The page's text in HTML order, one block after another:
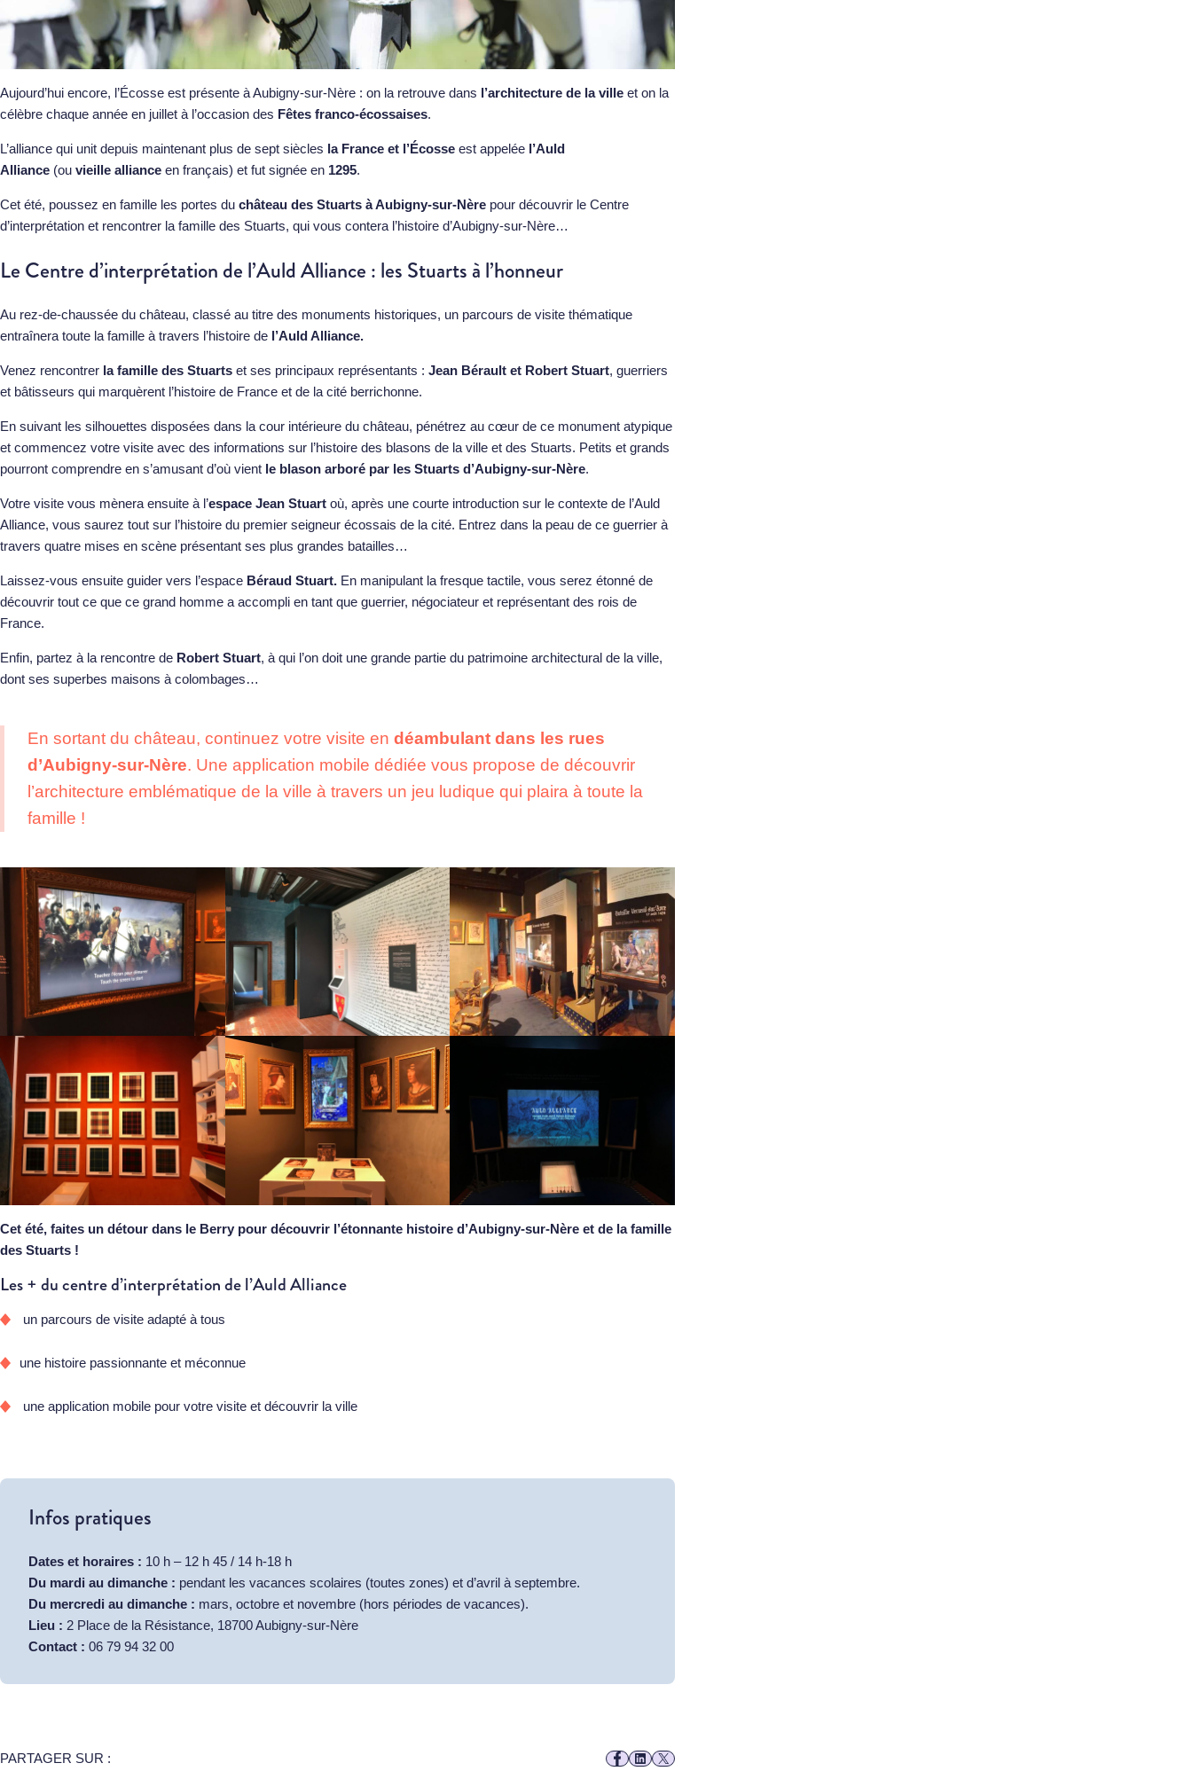
Aujourd’hui encore, l’Écosse est présente à Aubigny-sur-Nère : on la retrouve dans l’architecture de la ville et on la
célèbre chaque année en juillet à l’occasion des Fêtes franco-écossaises.
L’alliance qui unit depuis maintenant plus de sept siècles la France et l’Écosse est appelée l’Auld
Alliance (ou vieille alliance en français) et fut signée en 1295.
Cet été, poussez en famille les portes du château des Stuarts à Aubigny-sur-Nère pour découvrir le Centre
d’interprétation et rencontrer la famille des Stuarts, qui vous contera l’histoire d’Aubigny-sur-Nère…
Le Centre d’interprétation de l’Auld Alliance : les Stuarts à l’honneur
Au rez-de-chaussée du château, classé au titre des monuments historiques, un parcours de visite thématique
entraînera toute la famille à travers l’histoire de l’Auld Alliance.
Venez rencontrer la famille des Stuarts et ses principaux représentants : Jean Bérault et Robert Stuart, guerriers
et bâtisseurs qui marquèrent l’histoire de France et de la cité berrichonne.
En suivant les silhouettes disposées dans la cour intérieure du château, pénétrez au cœur de ce monument atypique
et commencez votre visite avec des informations sur l’histoire des blasons de la ville et des Stuarts. Petits et grands
pourront comprendre en s’amusant d’où vient le blason arboré par les Stuarts d’Aubigny-sur-Nère.
Votre visite vous mènera ensuite à l’espace Jean Stuart où, après une courte introduction sur le contexte de l’Auld
Alliance, vous saurez tout sur l’histoire du premier seigneur écossais de la cité. Entrez dans la peau de ce guerrier à
travers quatre mises en scène présentant ses plus grandes batailles…
Laissez-vous ensuite guider vers l’espace Béraud Stuart. En manipulant la fresque tactile, vous serez étonné de
découvrir tout ce que ce grand homme a accompli en tant que guerrier, négociateur et représentant des rois de
France.
Enfin, partez à la rencontre de Robert Stuart, à qui l’on doit une grande partie du patrimoine architectural de la ville,
dont ses superbes maisons à colombages…
En sortant du château, continuez votre visite en déambulant dans les rues
d’Aubigny-sur-Nère. Une application mobile dédiée vous propose de découvrir
l’architecture emblématique de la ville à travers un jeu ludique qui plaira à toute la
famille !
Cet été, faites un détour dans le Berry pour découvrir l’étonnante histoire d’Aubigny-sur-Nère et de la famille
des Stuarts !
Les + du centre d’interprétation de l’Auld Alliance
un parcours de visite adapté à tous
une histoire passionnante et méconnue
une application mobile pour votre visite et découvrir la ville
Infos pratiques
Dates et horaires : 10 h – 12 h 45 / 14 h-18 h
Du mardi au dimanche : pendant les vacances scolaires (toutes zones) et d’avril à septembre.
Du mercredi au dimanche : mars, octobre et novembre (hors périodes de vacances).
Lieu : 2 Place de la Résistance, 18700 Aubigny-sur-Nère
Contact : 06 79 94 32 00
PARTAGER SUR :